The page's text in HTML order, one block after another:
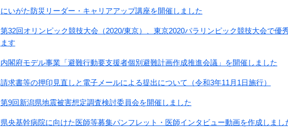
にいがた防災リーダー・キャリアアップ講座を開催しました
第32回オリンピック競技大会（2020/東京）、東京2020パラリンピック競技大会で優
ます
内閣府モデル事業「避難行動要支援者個別避難計画作成推進会議」を開催しました
請求書等の押印見直しと電子メールによる提出について（令和3年11月1日施行）
第9回新潟県地震被害想定調査検討委員会を開催しました
県央基幹病院に向けた医師等募集パンフレット・医師インタビュー動画を作成しまし